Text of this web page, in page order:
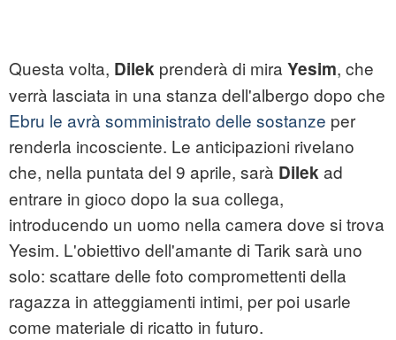
Questa volta, Dilek prenderà di mira Yesim, che
verrà lasciata in una stanza dell'albergo dopo che
Ebru le avrà somministrato delle sostanze per
renderla incosciente. Le anticipazioni rivelano
che, nella puntata del 9 aprile, sarà Dilekad
entrare in gioco dopo la sua collega,
introducendo un uomo nella camera dove si trova
Yesim. L'obiettivo dell'amante di Tarik sarà uno
solo: scattare delle foto compromettenti della
ragazza in atteggiamenti intimi, per poi usarle
come materiale di ricatto in futuro.